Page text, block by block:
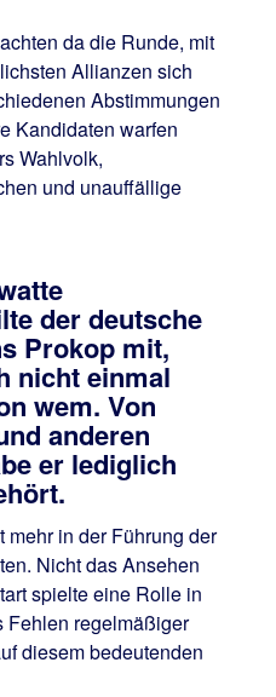
da die Runde, mit
Allianzen sich
Abstimmungen
Kandidaten warfen
Wahlvolk,
und unauffällige
der deutsche
Prokop mit,
nicht einmal
wem. Von
anderen
er lediglich
in der Führung der
Nicht das Ansehen
spielte eine Rolle in
Fehlen regelmäßiger
diesem bedeutenden